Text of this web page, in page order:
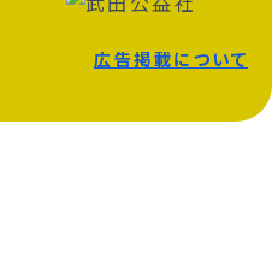
広告掲載について